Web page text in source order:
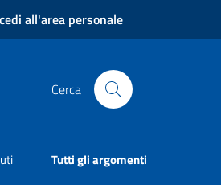
all'area personale
Cerca
Tutti gli argomenti